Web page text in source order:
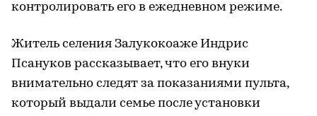
контролировать его в ежедневном режиме.
Житель селения Залукокоаже Индрис
Псануков рассказывает, что его внуки
внимательно следят за показаниями пульта,
который выдали семье после установки